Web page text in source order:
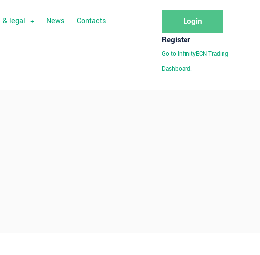
& legal News Contacts
Login
Register
Go to InfinityECN Trading
Dashboard.